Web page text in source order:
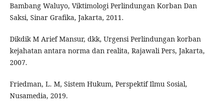
Bambang Waluyo, Viktimologi Perlindungan Korban Dan
Saksi, Sinar Grafika, Jakarta, 2011.
Dikdik M Arief Mansur, dkk, Urgensi Perlindungan korban
kejahatan antara norma dan realita, Rajawali Pers, Jakarta,
2007.
Friedman, L. M, Sistem Hukum, Perspektif Ilmu Sosial,
Nusamedia, 2019.